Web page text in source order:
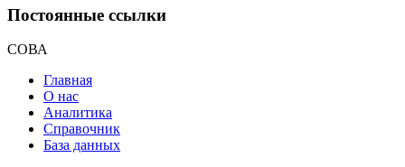
Постоянные ссылки
СОВА
Главная
О нас
Аналитика
Справочник
База данных